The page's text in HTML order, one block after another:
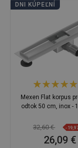
DNI KÚPEĽNÍ
Mexen Flat korpus
odtok 50 cm, inox -
32,60 € -
26,09 €